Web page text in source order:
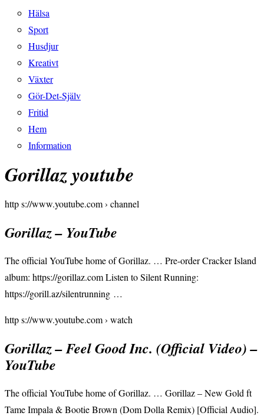
Hälsa
Sport
Husdjur
Kreativt
Växter
Gör-Det-Själv
Fritid
Hem
Information
Gorillaz youtube
http s://www.youtube.com › channel
Gorillaz – YouTube
The official YouTube home of Gorillaz. … Pre-order Cracker Island
album: https://gorillaz.com Listen to Silent Running:
https://gorill.az/silentrunning …
http s://www.youtube.com › watch
Gorillaz – Feel Good Inc. (Official Video) –
YouTube
The official YouTube home of Gorillaz. … Gorillaz – New Gold ft
Tame Impala & Bootie Brown (Dom Dolla Remix) [Official Audio].